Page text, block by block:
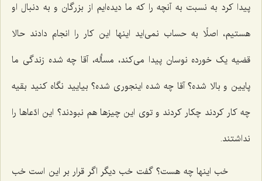
پیدا کرد به نسبت به آنچه را که ما دیده‌ایم از بزرگان و به دنبال او
هستیم، اصلًا به حساب نمی‌اید اینها این کار را انجام دادند حالا
قضیه یک خورده نوسان پیدا می‌کند، مسأله، آقا چه شده زندگی ما
پایین و بالا شده؟ آقا چه شده اینجوری شده؟ بیایید نگاه کنید بقیه
چه کار کردند چکار کردند و توی این چیزها هم نبودند؟ این ادّعاها را
نداشتند.
خب اینها چه هست؟ گفت خب دیگر اگر قرار بر این است خب